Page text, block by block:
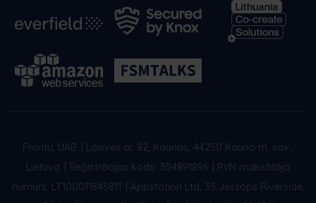
Frontu, UAB
Laisvės al. 82, Kaunas, 44250 Kauno m. sav.,
Lietuva
Reģistrācijas kods: 304891896
PVN maksātāja
numurs: LT100011845811
Appstation Ltd, 35 Jessops Riverside,